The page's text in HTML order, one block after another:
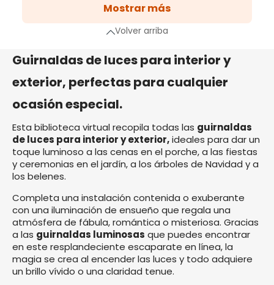
siguiente
Mostrar más
Volver arriba
Guirnaldas de luces para interior y
exterior, perfectas para cualquier
ocasión especial.
Esta biblioteca virtual recopila todas las guirnaldas
de luces para interior y exterior,ideales para dar un
toque luminoso a las cenas en el porche, a las fiestas
y ceremonias en el jardín, a los árboles de Navidad y a
los belenes.
Completa una instalación contenida o exuberante
con una iluminación de ensueño que regala una
atmósfera de fábula, romántica o misteriosa. Gracias
a las guirnaldas luminosas que puedes encontrar
en este resplandeciente escaparate en línea, la
magia se crea al encender las luces y todo adquiere
un brillo vívido o una claridad tenue.